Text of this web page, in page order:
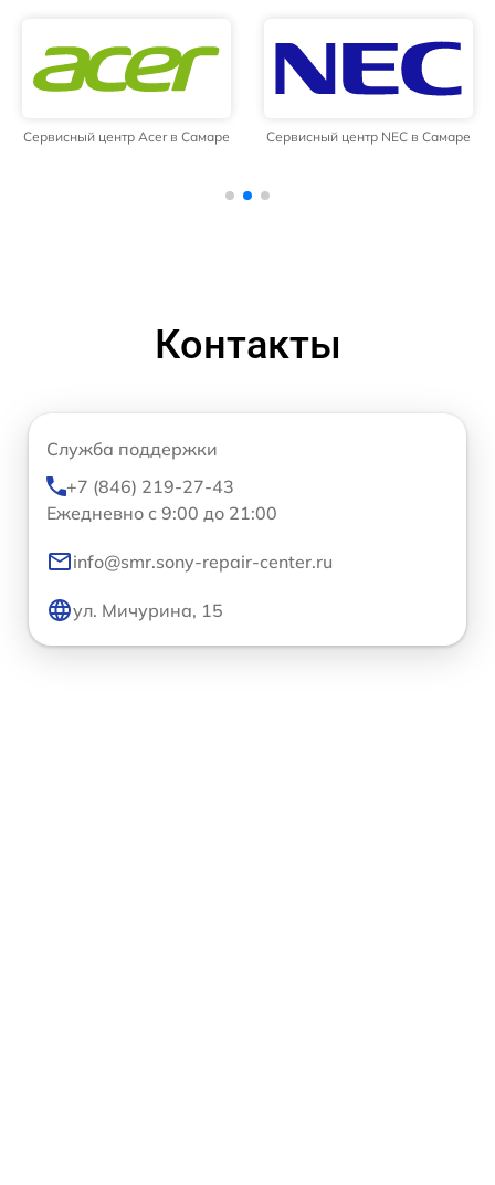
Сервисный центр Acer в Самаре Сервисный центр NEC в Самаре
Контакты
Служба поддержки
+7 (846) 219-27-43
Ежедневно с 9:00 до 21:00
info@smr.sony-repair-center.ru
ул. Мичурина, 15